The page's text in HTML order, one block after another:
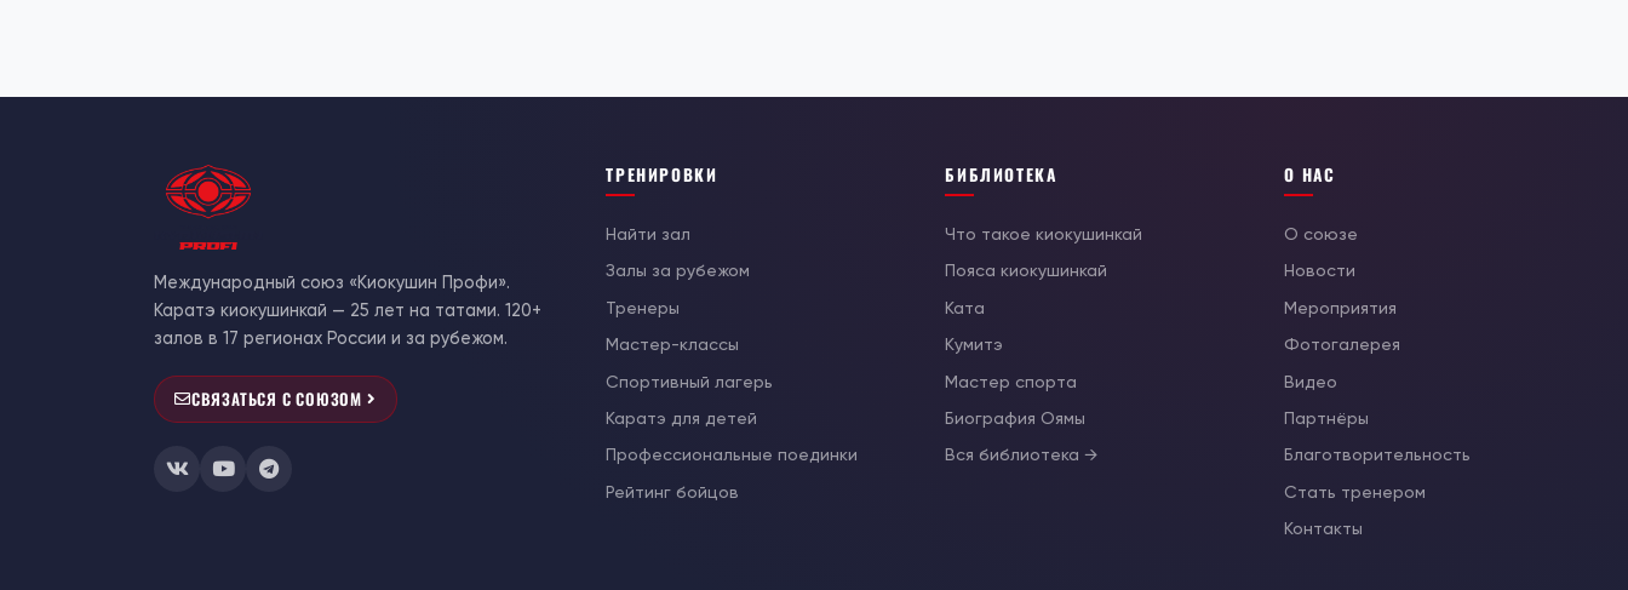
Международный союз «Киокушин Профи».
Каратэ киокушинкай — 25 лет на татами. 120+
залов в 17 регионах России и за рубежом.
СВЯЗАТЬСЯ С СОЮЗОМ
ТРЕНИРОВКИ
Найти зал
Залы за рубежом
Тренеры
Мастер-классы
Спортивный лагерь
Каратэ для детей
Профессиональные поединки
Рейтинг бойцов
БИБЛИОТЕКА
Что такое киокушинкай
Пояса киокушинкай
Ката
Кумитэ
Мастер спорта
Биография Оямы
Вся библиотека →
О НАС
О союзе
Новости
Мероприятия
Фотогалерея
Видео
Партнёры
Благотворительность
Стать тренером
Контакты